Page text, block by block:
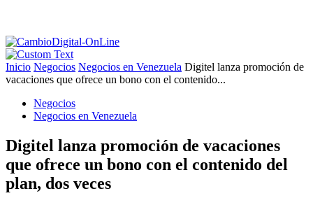
Inicio Negocios Negocios en Venezuela Digitel lanza promoción de
vacaciones que ofrece un bono con el contenido...
Negocios
Negocios en Venezuela
Digitel lanza promoción de vacaciones
que ofrece un bono con el contenido del
plan, dos veces